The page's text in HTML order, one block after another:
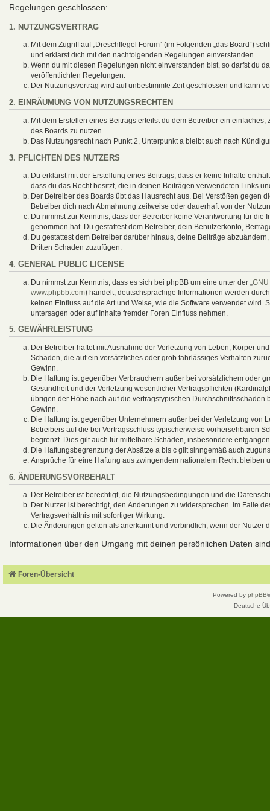
Regelungen geschlossen:
1. NUTZUNGSVERTRAG
Mit dem Zugriff auf „Dreschflegel Forum“ (im Folgenden „das Board“)
und erklärst dich mit den nachfolgenden Regelungen einverstanden.
Wenn du mit diesen Regelungen nicht einverstanden bist, so darfst du
veröffentlichten Regelungen.
Der Nutzungsvertrag wird auf unbestimmte Zeit geschlossen und kann
2. EINRÄUMUNG VON NUTZUNGSRECHTEN
Mit dem Erstellen eines Beitrags erteilst du dem Betreiber ein
des Boards zu nutzen.
Das Nutzungsrecht nach Punkt 2, Unterpunkt a bleibt auch nach
3. PFLICHTEN DES NUTZERS
Du erklärst mit der Erstellung eines Beitrags, dass er keine Inhalte
dass du das Recht besitzt, die in deinen Beiträgen verwendeten Links
Der Betreiber des Boards übt das Hausrecht aus. Bei Verstößen
Betreiber dich nach Abmahnung zeitweise oder dauerhaft von der
Du nimmst zur Kenntnis, dass der Betreiber keine Verantwortung für
genommen hat. Du gestattest dem Betreiber, dein Benutzerkonto,
Du gestattest dem Betreiber darüber hinaus, deine Beiträge
Dritten Schaden zuzufügen.
4. GENERAL PUBLIC LICENSE
Du nimmst zur Kenntnis, dass es sich bei phpBB um eine unter der „
www.phpbb.com) handelt; deutschsprachige Informationen werden
keinen Einfluss auf die Art und Weise, wie die Software verwendet
untersagen oder auf Inhalte fremder Foren Einfluss nehmen.
5. GEWÄHRLEISTUNG
Der Betreiber haftet mit Ausnahme der Verletzung von Leben, Körper
Schäden, die auf ein vorsätzliches oder grob fahrlässiges Verhalten
Gewinn.
Die Haftung ist gegenüber Verbrauchern außer bei vorsätzlichem oder
Gesundheit und der Verletzung wesentlicher Vertragspflichten
übrigen der Höhe nach auf die vertragstypischen
Gewinn.
Die Haftung ist gegenüber Unternehmern außer bei der Verletzung von
Betreibers auf die bei Vertragsschluss typischerweise vorhersehbaren
begrenzt. Dies gilt auch für mittelbare Schäden, insbesondere
Die Haftungsbegrenzung der Absätze a bis c gilt sinngemäß auch
Ansprüche für eine Haftung aus zwingendem nationalem Recht bleiben
6. ÄNDERUNGSVORBEHALT
Der Betreiber ist berechtigt, die Nutzungsbedingungen und die
Der Nutzer ist berechtigt, den Änderungen zu widersprechen. Im Falle
Vertragsverhältnis mit sofortiger Wirkung.
Die Änderungen gelten als anerkannt und verbindlich, wenn der Nutzer
Informationen über den Umgang mit deinen persönlichen Daten
Foren-Übersicht
Powered by phpBB
Deutsche